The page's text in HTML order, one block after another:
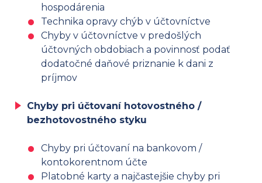
hospodárenia
Technika opravy chýb v účtovníctve
Chyby v účtovníctve v predošlých
účtovných obdobiach a povinnosť podať
dodatočné daňové priznanie k dani z
príjmov
Chyby pri účtovaní hotovostného /
bezhotovostného styku
Chyby pri účtovaní na bankovom /
kontokorentnom účte
Platobné karty a najčastejšie chyby pri